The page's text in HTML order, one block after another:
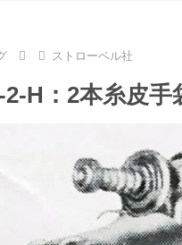
ストローベル社
H：2本糸皮